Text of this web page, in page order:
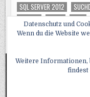
Datenschutz und
Wenn du die Website
Weitere Informationen,
findest
SQL SERVER 2012
TUNING
VIDEO WSS
Copyright ©